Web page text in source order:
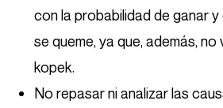
con la probabilidad de ganar y
se queme, ya que, además, no
kopek.
No repasar ni analizar las